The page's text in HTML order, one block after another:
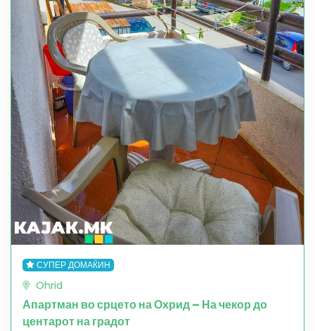
СУПЕР ДОМАЌИН
Ohrid
Апартман во срцето на Охрид – На чекор до
центарот на градот